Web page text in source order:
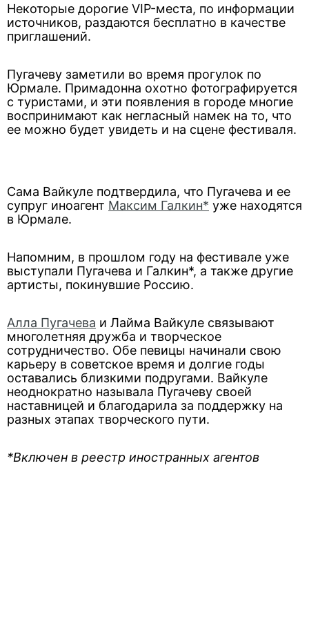
Некоторые дорогие VIP-места, по информации
источников, раздаются бесплатно в качестве
приглашений.
Пугачеву заметили во время прогулок по
Юрмале. Примадонна охотно фотографируется
с туристами, и эти появления в городе многие
воспринимают как негласный намек на то, что
ее можно будет увидеть и на сцене фестиваля.
Сама Вайкуле подтвердила, что Пугачева и ее
супруг иноагент Максим Галкин* уже находятся
в Юрмале.
Напомним, в прошлом году на фестивале уже
выступали Пугачева и Галкин*, а также другие
артисты, покинувшие Россию.
Алла Пугачева и Лайма Вайкуле связывают
многолетняя дружба и творческое
сотрудничество. Обе певицы начинали свою
карьеру в советское время и долгие годы
оставались близкими подругами. Вайкуле
неоднократно называла Пугачеву своей
наставницей и благодарила за поддержку на
разных этапах творческого пути.
*Включен в реестр иностранных агентов